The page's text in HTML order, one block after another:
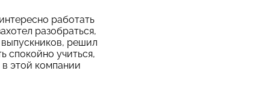
работать
разобраться,
решил
спокойно учиться,
этой компании